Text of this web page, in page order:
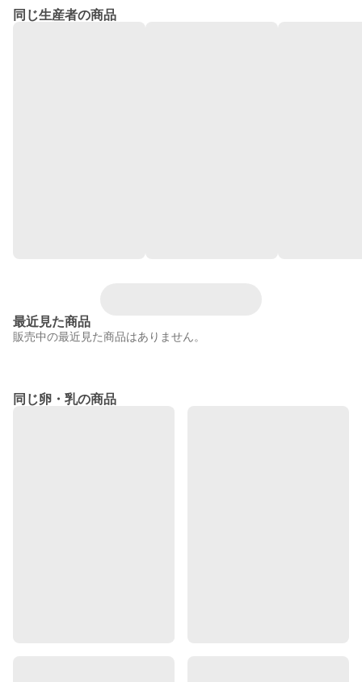
同じ生産者の商品
最近見た商品
販売中の最近見た商品はありません。
同じ卵・乳の商品